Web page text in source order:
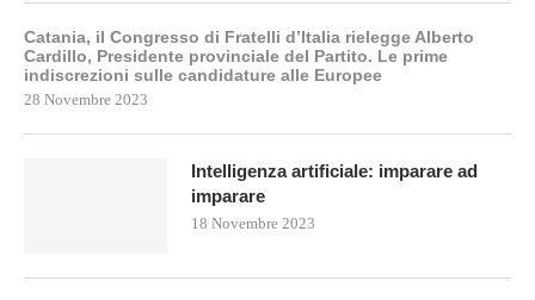
Catania, il Congresso di Fratelli d’Italia rielegge Alberto
Cardillo, Presidente provinciale del Partito. Le prime
indiscrezioni sulle candidature alle Europee
28 Novembre 2023
Intelligenza artificiale: imparare ad
imparare
18 Novembre 2023